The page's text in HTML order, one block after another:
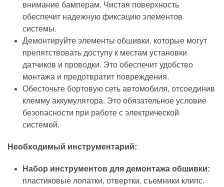
внимание бамперам. Чистая поверхность
обеспечит надежную фиксацию элементов
системы.
Демонтируйте элементы обшивки, которые могут
препятствовать доступу к местам установки
датчиков и проводки. Это обеспечит удобство
монтажа и предотвратит повреждения.
Обесточьте бортовую сеть автомобиля, отсоединив
клемму аккумулятора. Это обязательное условие
безопасности при работе с электрической
системой.
Необходимый инструментарий:
Набор инструментов для демонтажа обшивки:
пластиковые лопатки, отвертки, съемники клипс.